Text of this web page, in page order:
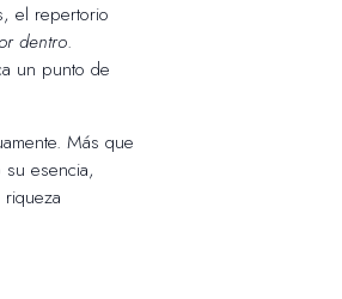
el repertorio
dentro.
un punto de
Más que
esencia,